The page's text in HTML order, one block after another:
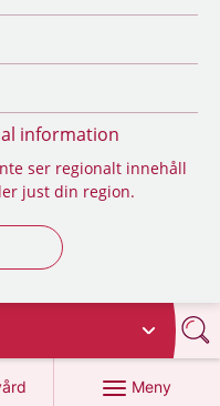
information
ser regionalt innehåll
just din region.
Meny